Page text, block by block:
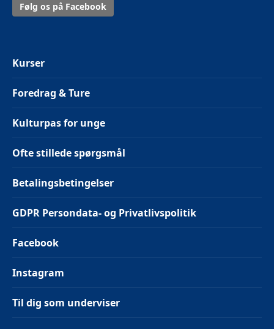
Følg os på Facebook
Kurser
Foredrag & Ture
Kulturpas for unge
Ofte stillede spørgsmål
Betalingsbetingelser
GDPR Persondata- og Privatlivspolitik
Facebook
Instagram
Til dig som underviser